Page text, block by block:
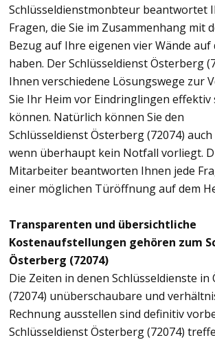
Schlüsseldienstmonbteur beantwortet
Fragen, die Sie im Zusammenhang mit
Bezug auf Ihre eigenen vier Wände auf
haben. Der Schlüsseldienst Österberg
Ihnen verschiedene Lösungswege zur
Sie Ihr Heim vor Eindringlingen effektiv
können. Natürlich können Sie den
Schlüsseldienst Österberg (72074)
wenn überhaupt kein Notfall vorliegt.
Mitarbeiter beantworten Ihnen jede
einer möglichen Türöffnung auf dem
Transparenten und übersichtliche
Kostenaufstellungen gehören zum
Österberg (72074)
Die Zeiten in denen Schlüsseldienste
(72074) unüberschaubare und
Rechnung ausstellen sind definitiv
Schlüsseldienst Österberg (72074)